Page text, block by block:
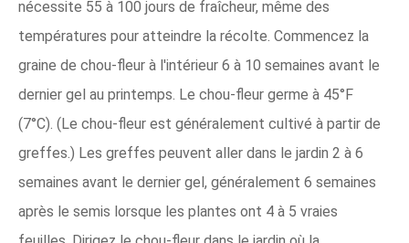
nécessite 55 à 100 jours de fraîcheur, même des
températures pour atteindre la récolte. Commencez la
graine de chou-fleur à l'intérieur 6 à 10 semaines avant le
dernier gel au printemps. Le chou-fleur germe à 45°F
(7°C). (Le chou-fleur est généralement cultivé à partir de
greffes.) Les greffes peuvent aller dans le jardin 2 à 6
semaines avant le dernier gel, généralement 6 semaines
après le semis lorsque les plantes ont 4 à 5 vraies